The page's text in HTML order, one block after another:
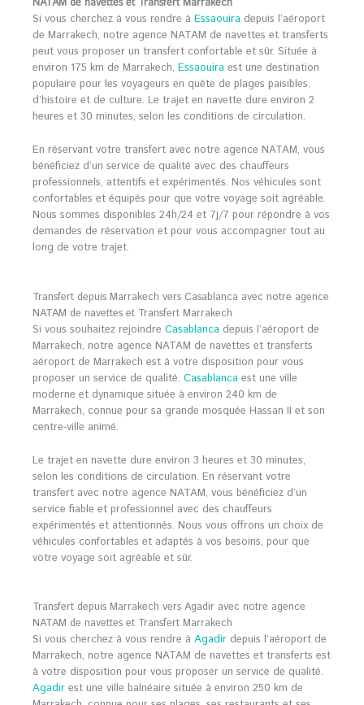
Si vous cherchez à vous rendre à Essaouira depuis l’aéroport
de Marrakech, notre agence NATAM de navettes et transferts
peut vous proposer un transfert confortable et sûr. Située à
environ 175 km de Marrakech, Essaouira est une destination
populaire pour les voyageurs en quête de plages paisibles,
d’histoire et de culture. Le trajet en navette dure environ 2
heures et 30 minutes, selon les conditions de circulation.
En réservant votre transfert avec notre agence NATAM, vous
bénéficiez d’un service de qualité avec des chauffeurs
professionnels, attentifs et expérimentés. Nos véhicules sont
confortables et équipés pour que votre voyage soit agréable.
Nous sommes disponibles 24h/24 et 7j/7 pour répondre à vos
demandes de réservation et pour vous accompagner tout au
long de votre trajet.
Transfert depuis Marrakech vers Casablanca avec notre agence
NATAM de navettes et Transfert Marrakech
Si vous souhaitez rejoindre Casablanca depuis l’aéroport de
Marrakech, notre agence NATAM de navettes et transferts
aéroport de Marrakech est à votre disposition pour vous
proposer un service de qualité. Casablanca est une ville
moderne et dynamique située à environ 240 km de
Marrakech, connue pour sa grande mosquée Hassan II et son
centre-ville animé.
Le trajet en navette dure environ 3 heures et 30 minutes,
selon les conditions de circulation. En réservant votre
transfert avec notre agence NATAM, vous bénéficiez d’un
service fiable et professionnel avec des chauffeurs
expérimentés et attentionnés. Nous vous offrons un choix de
véhicules confortables et adaptés à vos besoins, pour que
votre voyage soit agréable et sûr.
Transfert depuis Marrakech vers Agadir avec notre agence
NATAM de navettes et Transfert Marrakech
Si vous cherchez à vous rendre à Agadir depuis l’aéroport de
Marrakech, notre agence NATAM de navettes et transferts est
à votre disposition pour vous proposer un service de qualité.
Agadir est une ville balnéaire située à environ 250 km de